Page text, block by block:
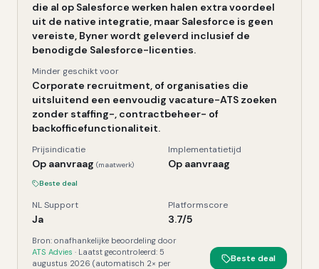
die al op Salesforce werken halen extra voordeel
uit de native integratie, maar Salesforce is geen
vereiste, Byner wordt geleverd inclusief de
benodigde Salesforce-licenties.
Minder geschikt voor
Corporate recruitment, of organisaties die
uitsluitend een eenvoudig vacature-ATS zoeken
zonder staffing-, contractbeheer- of
backofficefunctionaliteit.
Prijsindicatie
Op aanvraag (maatwerk)
Beste deal
Implementatietijd
Op aanvraag
NL Support
Ja
Platformscore
3.7/5
Bron: onafhankelijke beoordeling door
ATS Advies · Laatst gecontroleerd: 5
augustus 2026 (automatisch 2× per
Beste deal